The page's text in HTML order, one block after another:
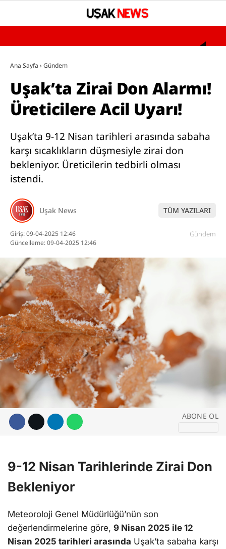
WhatsApp İhbar
Facebook
Instagram
°
GÜNDEM
ASAYİŞ
EĞİTİM
SPOR
SİYASET
UŞAK’TA BUGÜN VEFAT EDENLER
BÖLGESEL HABERLER
DİĞER
Ana Sayfa › Gündem
Uşak’ta Zirai Don Alarmı!
Üreticilere Acil Uyarı!
Uşak’ta 9-12 Nisan tarihleri arasında sabaha
karşı sıcaklıkların düşmesiyle zirai don
bekleniyor. Üreticilerin tedbirli olması
istendi.
Uşak News TÜM YAZILARI
Giriş: 09-04-2025 12:46
Güncelleme: 09-04-2025 12:46
Gündem
ABONE OL
9-12 Nisan Tarihlerinde Zirai Don
Bekleniyor
Meteoroloji Genel Müdürlüğü’nün son
değerlendirmelerine göre, 9 Nisan 2025 ile 12
Nisan 2025 tarihleri arasında Uşak’ta sabaha karşı